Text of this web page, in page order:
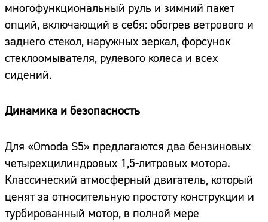
многофункциональный руль и зимний пакет
опций, включающий в себя: обогрев ветрового и
заднего стекол, наружных зеркал, форсунок
стеклоомывателя, рулевого колеса и всех
сидений.
Динамика и безопасность
Для «Omoda S5» предлагаются два бензиновых
четырехцилиндровых 1,5-литровых мотора.
Классический атмосферный двигатель, который
ценят за относительную простоту конструкции и
турбированный мотор, в полной мере